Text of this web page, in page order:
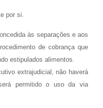
por si.
às separações e aos
de cobrança que
estipulados alimentos.
extrajudicial, não haverá
permitido o uso da via